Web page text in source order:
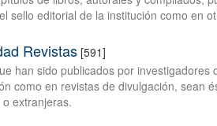
sello editorial de la institución como en
Revistas [591]
han sido publicados por investigadores
como en revistas de divulgación, sean
extranjeras.